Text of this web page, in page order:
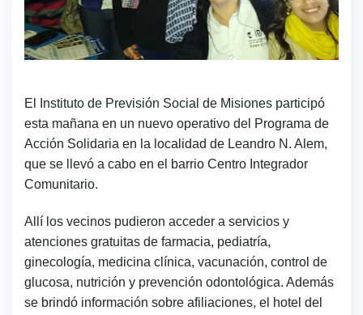
El Instituto de Previsión Social de Misiones participó
esta mañana en un nuevo operativo del Programa de
Acción Solidaria en la localidad de Leandro N. Alem,
que se llevó a cabo en el barrio Centro Integrador
Comunitario.
Allí los vecinos pudieron acceder a servicios y
atenciones gratuitas de farmacia, pediatría,
ginecología, medicina clínica, vacunación, control de
glucosa, nutrición y prevención odontológica. Además
se brindó información sobre afiliaciones, el hotel del